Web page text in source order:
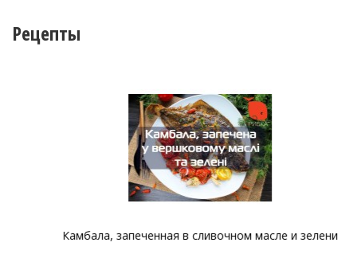
Рецепты
Камбала, запеченная в сливочном масле и зелени